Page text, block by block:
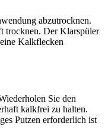
abzutrocknen.
trocknen. Der Klarspüler
Kalkflecken
Sie den
kalkfrei zu halten.
Putzen erforderlich ist